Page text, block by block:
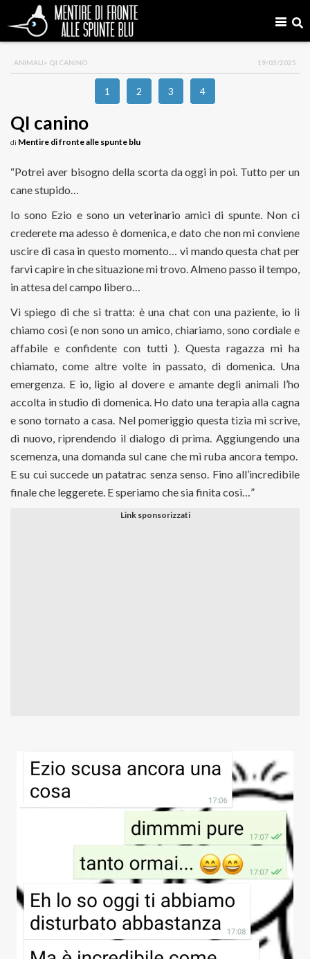
ANIMALI> QI CANINO 19/03/2025
1 2 3 4
QI canino
di Mentire di fronte alle spunte blu
“Potrei aver bisogno della scorta da oggi in poi. Tutto per un
cane stupido…
Io sono Ezio e sono un veterinario amici di spunte. Non ci
crederete ma adesso è domenica, e dato che non mi conviene
uscire di casa in questo momento… vi mando questa chat per
farvi capire in che situazione mi trovo. Almeno passo il tempo,
in attesa del campo libero…
Vi spiego di che si tratta: è una chat con una paziente, io li
chiamo così (e non sono un amico, chiariamo, sono cordiale e
affabile e confidente con tutti ). Questa ragazza mi ha
chiamato, come altre volte in passato, di domenica. Una
emergenza. E io, ligio al dovere e amante degli animali l’ho
accolta in studio di domenica. Ho dato una terapia alla cagna
e sono tornato a casa. Nel pomeriggio questa tizia mi scrive,
di nuovo, riprendendo il dialogo di prima. Aggiungendo una
scemenza, una domanda sul cane che mi ruba ancora tempo.
E su cui succede un patatrac senza senso. Fino all’incredibile
finale che leggerete. E speriamo che sia finita così…”